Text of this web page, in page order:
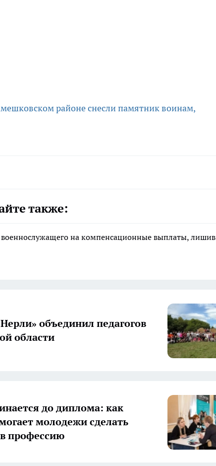
районе снесли памятник воинам,
также:
военнослужащего на компенсационные выплаты, лишив
объединил педагогов
области
до диплома: как
молодежи сделать
профессию